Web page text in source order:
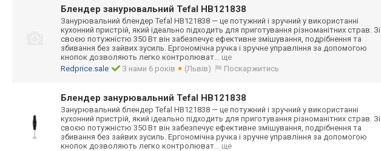
Блендер занурювальний Tefal HB121838
Занурювальний блендер Tefal HB121838 — це потужний і зручний у використанні
кухонний пристрій, який ідеально підходить для приготування різноманітних страв. Зі
своєю потужністю 350 Вт він забезпечує ефективне змішування, подрібнення та
збивання без зайвих зусиль. Ергономічна ручка і зручне управління за допомогою
кнопок дозволяють легко контролюват... ще
Redprice.sale
З нами 6 років (Львів) Поскаржитись
Блендер занурювальний Tefal HB121838
Занурювальний блендер Tefal HB121838 — це потужний і зручний у використанні
кухонний пристрій, який ідеально підходить для приготування різноманітних страв. Зі
своєю потужністю 350 Вт він забезпечує ефективне змішування, подрібнення та
збивання без зайвих зусиль. Ергономічна ручка і зручне управління за допомогою
кнопок дозволяють легко контролюват... ще